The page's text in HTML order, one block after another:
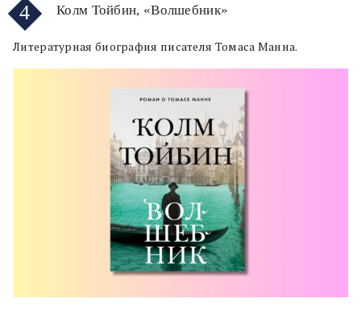
4 Колм Тойбин, «Волшебник»
Литературная биография писателя Томаса Манна.